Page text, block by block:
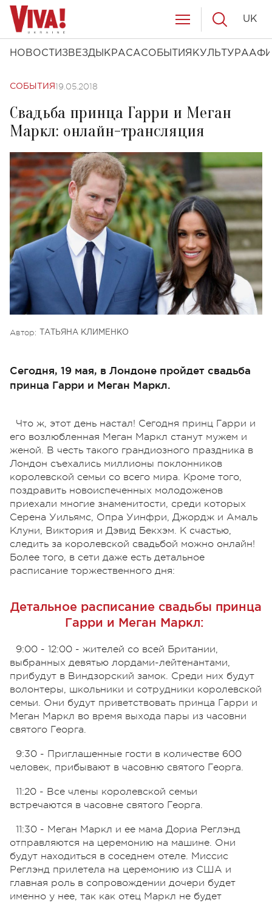
НОВОСТИ ЗВЕЗДЫ КРАСАСОБЫТИЯ КУЛЬТУРА
UK
СОБЫТИЯ 19.05.2018
Свадьба принца Гарри и Меган
Маркл: онлайн-трансляция
Автор: ТАТЬЯНА КЛИМЕНКО
Сегодня, 19 мая, в Лондоне пройдет свадьба
принца Гарри и Меган Маркл.
Что ж, этот день настал! Сегодня принц Гарри и
его возлюбленная Меган Маркл станут мужем и
женой. В честь такого грандиозного праздника в
Лондон съехались миллионы поклонников
королевской семьи со всего мира. Кроме того,
поздравить новоиспеченных молодоженов
приехали многие знаменитости, среди которых
Серена Уильямс, Опра Уинфри, Джордж и Амаль
Клуни, Виктория и Дэвид Бекхэм. К счастью,
следить за королевской свадьбой можно онлайн!
Более того, в сети даже есть детальное
расписание торжественного дня:
Детальное расписание свадьбы принца
Гарри и Меган Маркл:
9:00 - 12:00 - жителей со всей Британии,
выбранных девятью лордами-лейтенантами,
прибудут в Виндзорский замок. Среди них будут
волонтеры, школьники и сотрудники королевской
семьи. Они будут приветствовать принца Гарри и
Меган Маркл во время выхода пары из часовни
святого Георга.
9:30 - Приглашенные гости в количестве 600
человек, прибывают в часовню святого Георга.
11:20 - Все члены королевской семьи
встречаются в часовне святого Георга.
11:30 - Меган Маркл и ее мама Дориа Реглэнд
отправляются на церемонию на машине. Они
будут находиться в соседнем отеле. Миссис
Реглэнд прилетела на церемонию из США и
главная роль в сопровождении дочери будет
именно у нее, так как отец Маркл не будет